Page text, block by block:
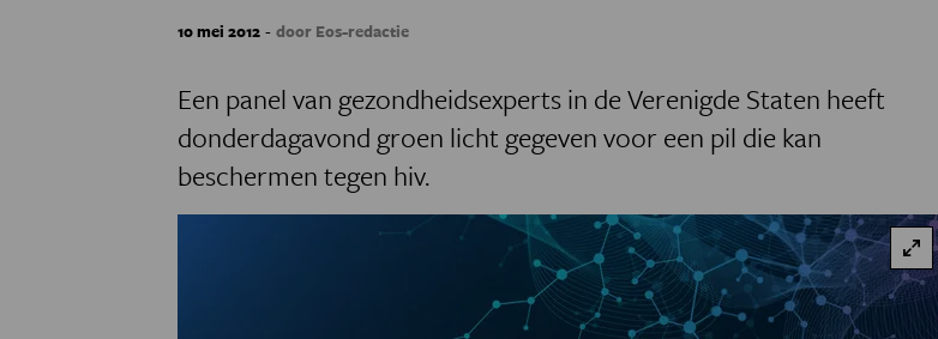
10 mei 2012 - door Eos-redactie
Een panel van gezondheidsexperts in de Verenigde Staten heeft
donderdagavond groen licht gegeven voor een pil die kan
beschermen tegen hiv.